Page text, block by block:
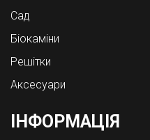
Cад
Біокаміни
Решітки
Аксесуари
ІНФОРМАЦІЯ